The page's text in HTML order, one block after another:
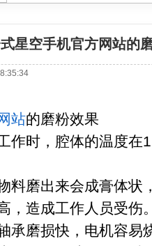
星空手机官方网站的
站的磨粉效果
作时，腔体的温度在
料磨出来会成膏体状
，造成工作人员受伤
承磨损快，电机容易